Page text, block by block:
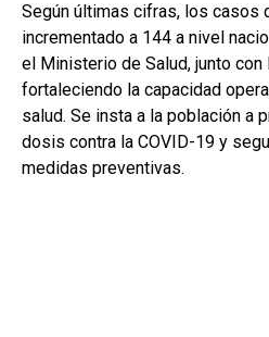
Según últimas cifras, los casos
incrementado a 144 a nivel
el Ministerio de Salud, junto
fortaleciendo la capacidad
salud. Se insta a la población a
dosis contra la COVID-19 y
medidas preventivas.